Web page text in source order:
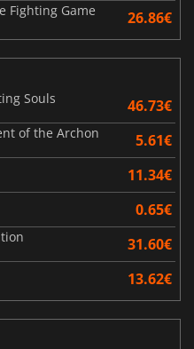
Fighting Game 26.86€
Souls
46.73€
of the Archon 5.61€
11.34€
0.65€
31.60€
13.62€